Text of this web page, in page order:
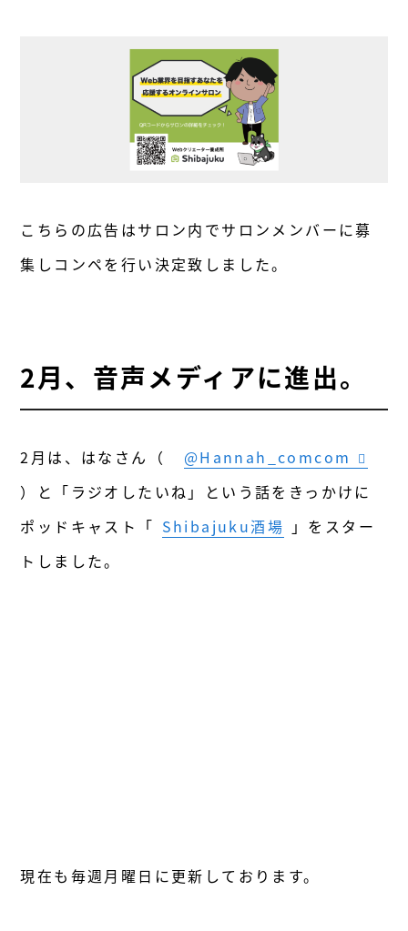
こちらの広告はサロン内でサロンメンバーに募
集しコンペを行い決定致しました。
2月、音声メディアに進出。
2月は、はなさん（
@Hannah_comcom
）と「ラジオしたいね」という話をきっかけに
ポッドキャスト「 Shibajuku酒場 」をスター
トしました。
現在も毎週月曜日に更新しております。